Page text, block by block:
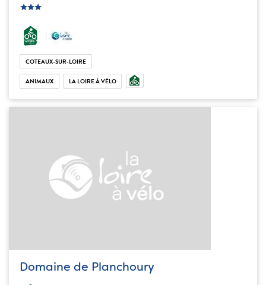
ic_star
ic_star
COTEAUX-SUR-LOIRE
ANIMAUX LA LOIRE À VÉLO
Domaine de Planchoury